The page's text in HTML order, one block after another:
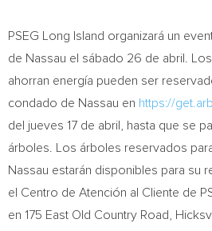
PSEG Long Island organizará un
de Nassau el sábado 26 de abril.
ahorran energía pueden ser
condado de Nassau en https://
del jueves 17 de abril, hasta que se
árboles. Los árboles reservados
Nassau estarán disponibles para su
el Centro de Atención al Cliente de
en 175 East Old Country Road,